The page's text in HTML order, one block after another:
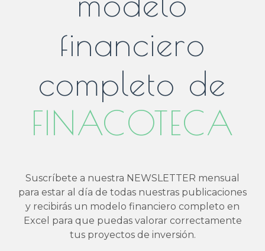
financiero
completo de
FINACOTECA
Suscríbete a nuestra NEWSLETTER mensual
para estar al día de todas nuestras publicaciones
y recibirás un modelo financiero completo en
Excel para que puedas valorar correctamente
tus proyectos de inversión.